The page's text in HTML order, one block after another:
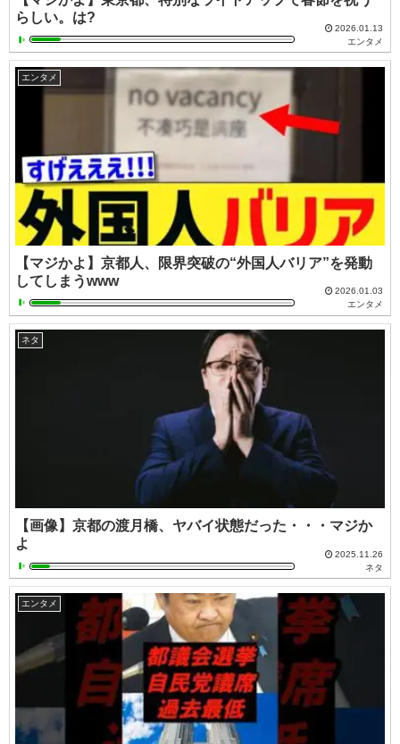
らしい。は?
2026.01.13
エンタメ
エンタメ
【マジかよ】京都人、限界突破の“外国人バリア”を発動
してしまうwww
2026.01.03
エンタメ
ネタ
【画像】京都の渡月橋、ヤバイ状態だった・・・マジか
よ
2025.11.26
ネタ
エンタメ